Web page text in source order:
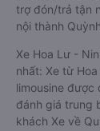
trợ đón/trả tận
nội thành
Xe Hoa Lư -
nhất: Xe từ
limousine được
đánh giá trung
khách Xe về